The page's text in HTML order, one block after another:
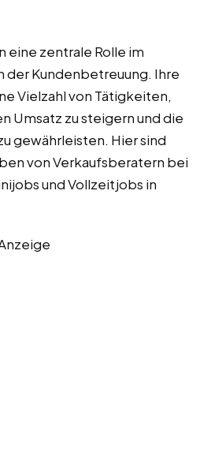
eine zentrale Rolle im
der Kundenbetreuung. Ihre
Vielzahl von Tätigkeiten,
Umsatz zu steigern und die
gewährleisten. Hier sind
von Verkaufsberatern bei
und Vollzeitjobs in